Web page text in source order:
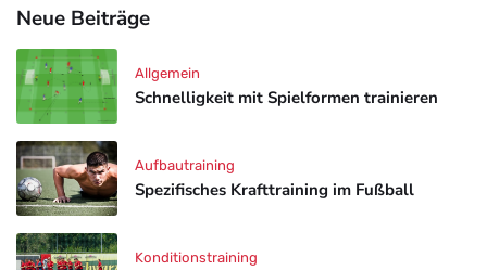
Neue Beiträge
Schnelligkeit mit Spielformen trainieren
Allgemein
Spezifisches Krafttraining im Fußball
Aufbautraining
Konditionstraining